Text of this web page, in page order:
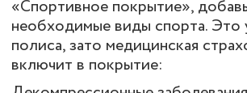
«Спортивное покрытие»,
необходимые виды спорта. Это
полиса, зато медицинская
включит в покрытие: